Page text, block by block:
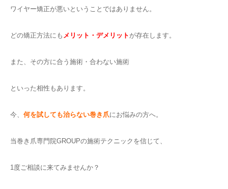
ワイヤー矯正が悪いということではありません。
どの矯正方法にも メリット・デメリット が存在します。
また、その方に合う施術・合わない施術
といった相性もあります。
今、 何を試しても治らない巻き爪にお悩みの方へ。
当巻き爪専門院GROUPの施術テクニックを信じて、
1度ご相談に来てみませんか？